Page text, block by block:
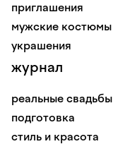
приглашения
мужские костюмы
украшения
журнал
реальные свадьбы
подготовка
стиль и красота